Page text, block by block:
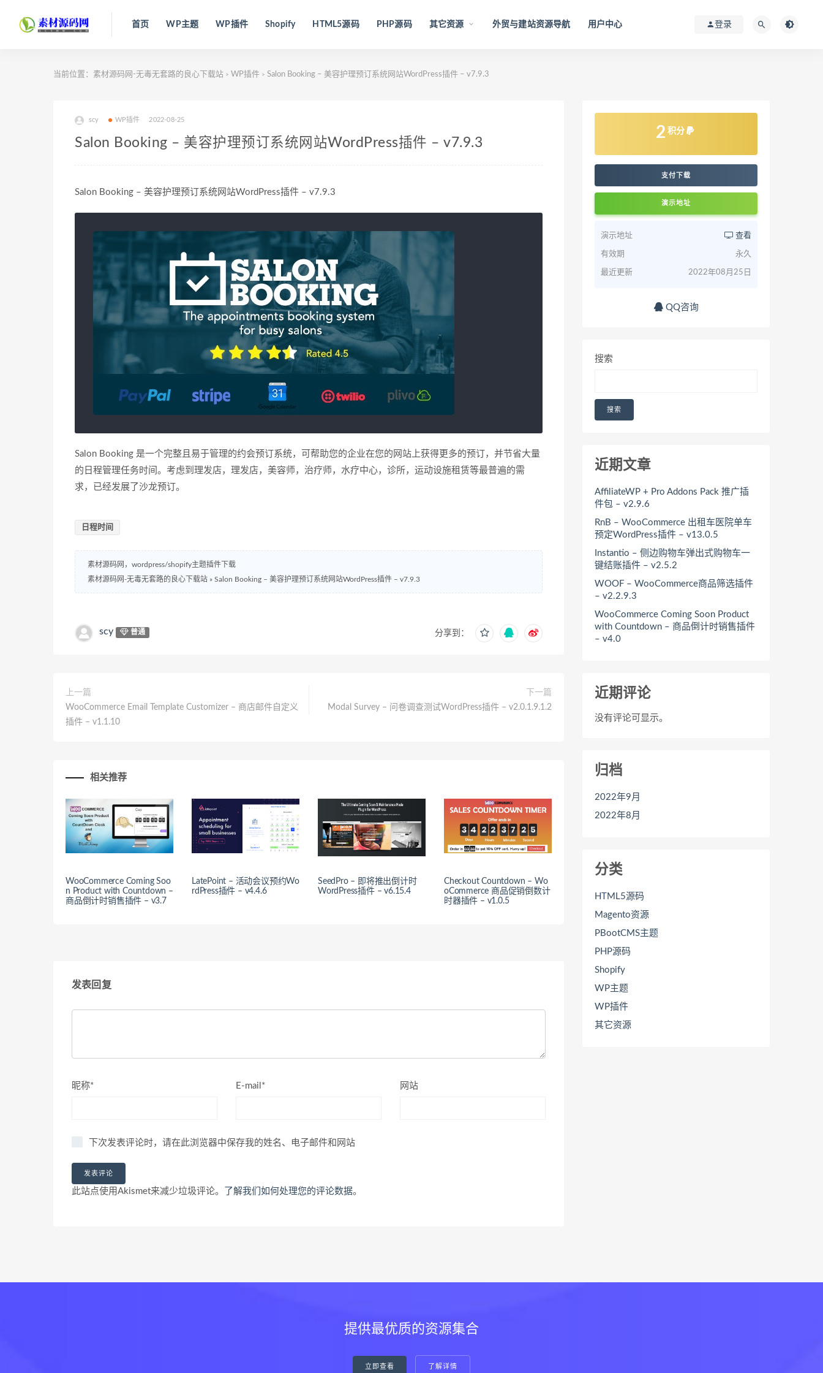
首页 WP主题 WP插件 Shopify HTML5源码 PHP源码 其它资源 外贸与建站资源导航 用户中心 登录
当前位置： 素材源码网-无毒无套路的良心下载站 > WP插件 > Salon Booking – 美容护理预订系统网站WordPress插件 – v7.9.3
scy WP插件 2022-08-25
Salon Booking – 美容护理预订系统网站WordPress插件 – v7.9.3
Salon Booking – 美容护理预订系统网站WordPress插件 – v7.9.3
Salon Booking 是一个完整且易于管理的约会预订系统，可帮助您的企业在您的网站上获得更多的预订，并节省大量
的日程管理任务时间。考虑到理发店，理发店，美容师，治疗师，水疗中心，诊所，运动设施租赁等最普遍的需
求，已经发展了沙龙预订。
日程时间
素材源码网，wordpress/shopify主题插件下载
素材源码网-无毒无套路的良心下载站 » Salon Booking – 美容护理预订系统网站WordPress插件 – v7.9.3
scy 普通 分享到：
上一篇
WooCommerce Email Template Customizer – 商店邮件自定义
插件 – v1.1.10
下一篇
Modal Survey – 问卷调查测试WordPress插件 – v2.0.1.9.1.2
相关推荐
WooCommerce Coming Soo
n Product with Countdown –
商品倒计时销售插件 – v3.7
LatePoint – 活动会议预约Wo
rdPress插件 – v4.4.6
SeedPro – 即将推出倒计时
WordPress插件 – v6.15.4
Checkout Countdown – Wo
oCommerce 商品促销倒数计
时器插件 – v1.0.5
发表回复
昵称* E-mail* 网站
下次发表评论时，请在此浏览器中保存我的姓名、电子邮件和网站
此站点使用Akismet来减少垃圾评论。 了解我们如何处理您的评论数据。
2 积分
支付下载
演示地址
演示地址 查看
有效期 永久
最近更新 2022年08月25日
QQ咨询
搜索
搜索
近期文章
AffiliateWP + Pro Addons Pack 推广插
件包 – v2.9.6
RnB – WooCommerce 出租车医院单车
预定WordPress插件 – v13.0.5
Instantio – 侧边购物车弹出式购物车一
键结账插件 – v2.5.2
WOOF – WooCommerce商品筛选插件
– v2.2.9.3
WooCommerce Coming Soon Product
with Countdown – 商品倒计时销售插件
– v4.0
近期评论
没有评论可显示。
归档
2022年9月
2022年8月
分类
HTML5源码
Magento资源
PBootCMS主题
PHP源码
Shopify
WP主题
WP插件
其它资源
提供最优质的资源集合
立即查看 了解详情